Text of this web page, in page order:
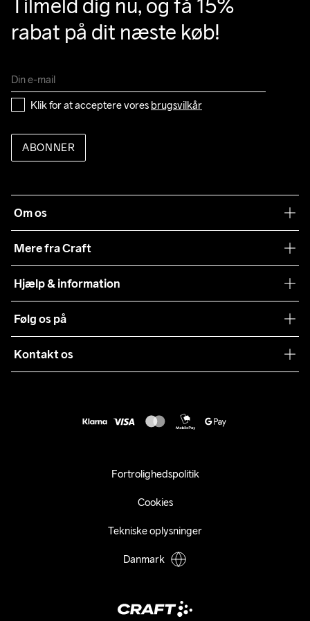
Tilmeld dig nu, og få 15%
rabat på dit næste køb!
Klik for at acceptere vores brugsvilkår
ABONNER
Om os
Mere fra Craft
Samarbejder
Presse
Sustainability
Hjælp & information
Levering
Kundeservice
Følg os på
Kontakt os
Fortrolighedspolitik
Cookies
Tekniske oplysninger
Danmark